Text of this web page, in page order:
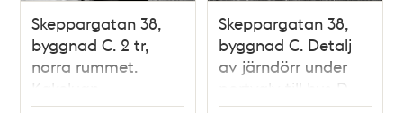
Skeppargatan 38,
byggnad C. 2 tr,
norra rummet.
Kakelugn
Skeppargatan 38,
byggnad C. Detalj
av järndörr under
portvalv till hus D